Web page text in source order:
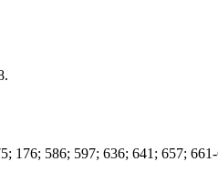
176; 586; 597; 636; 641; 657;